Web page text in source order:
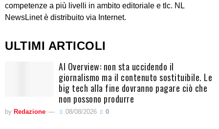
competenze a più livelli in ambito editoriale e tlc. NL
NewsLinet è distribuito via Internet.
ULTIMI ARTICOLI
AI Overview: non sta uccidendo il
giornalismo ma il contenuto sostituibile. Le
big tech alla fine dovranno pagare ciò che
non possono produrre
by Redazione 08/08/2026 0